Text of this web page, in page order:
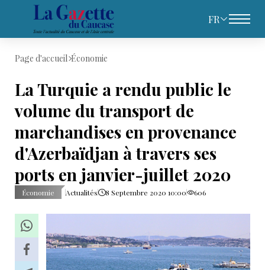
FR
Page d'accueil Économie
La Turquie a rendu public le
volume du transport de
marchandises en provenance
d'Azerbaïdjan à travers ses
ports en janvier-juillet 2020
Économie Actualités 8 Septembre 2020 10:00 606